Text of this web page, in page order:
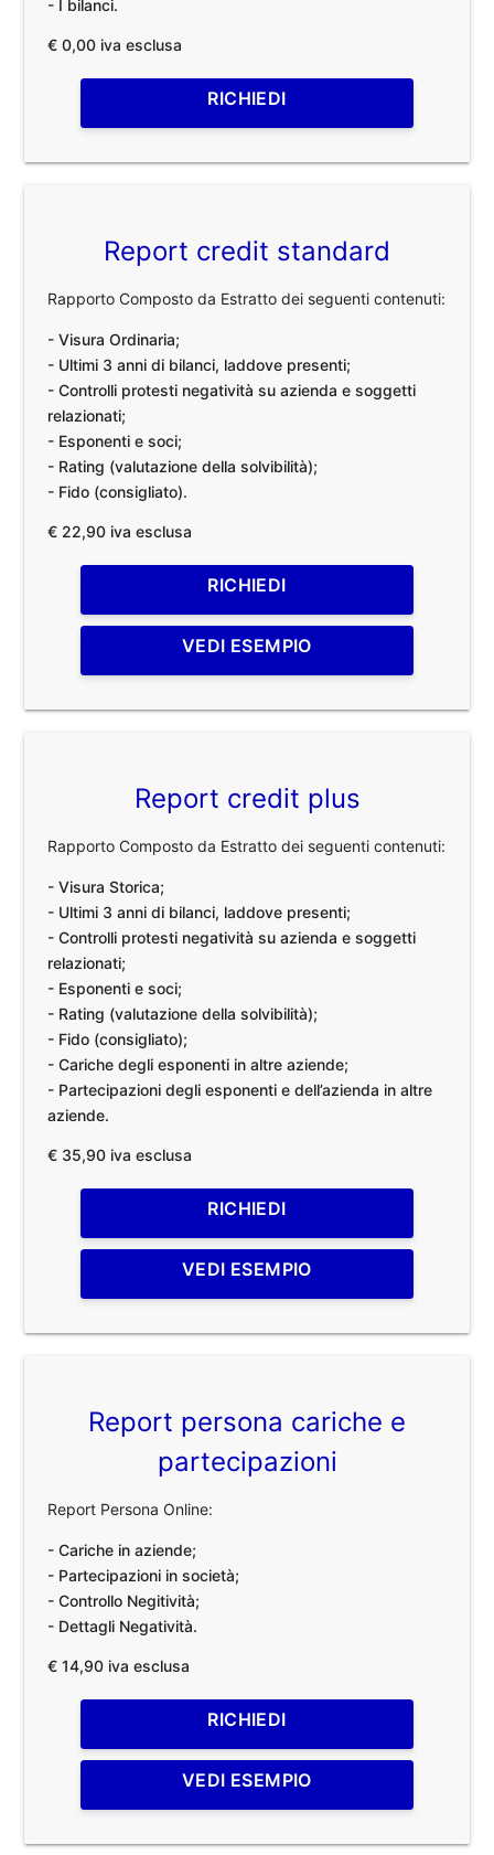
- I bilanci.
€ 0,00 iva esclusa
RICHIEDI
Report credit standard
Rapporto Composto da Estratto dei seguenti contenuti:
- Visura Ordinaria;
- Ultimi 3 anni di bilanci, laddove presenti;
- Controlli protesti negatività su azienda e soggetti
relazionati;
- Esponenti e soci;
- Rating (valutazione della solvibilità);
- Fido (consigliato).
€ 22,90 iva esclusa
RICHIEDI
VEDI ESEMPIO
Report credit plus
Rapporto Composto da Estratto dei seguenti contenuti:
- Visura Storica;
- Ultimi 3 anni di bilanci, laddove presenti;
- Controlli protesti negatività su azienda e soggetti
relazionati;
- Esponenti e soci;
- Rating (valutazione della solvibilità);
- Fido (consigliato);
- Cariche degli esponenti in altre aziende;
- Partecipazioni degli esponenti e dell’azienda in altre
aziende.
€ 35,90 iva esclusa
RICHIEDI
VEDI ESEMPIO
Report persona cariche e
partecipazioni
Report Persona Online:
- Cariche in aziende;
- Partecipazioni in società;
- Controllo Negitività;
- Dettagli Negatività.
€ 14,90 iva esclusa
RICHIEDI
VEDI ESEMPIO